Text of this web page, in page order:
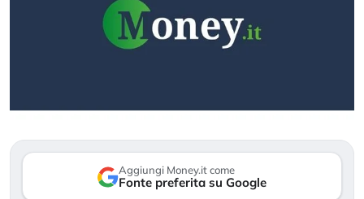
Aggiungi Money.it come
Fonte preferita su Google